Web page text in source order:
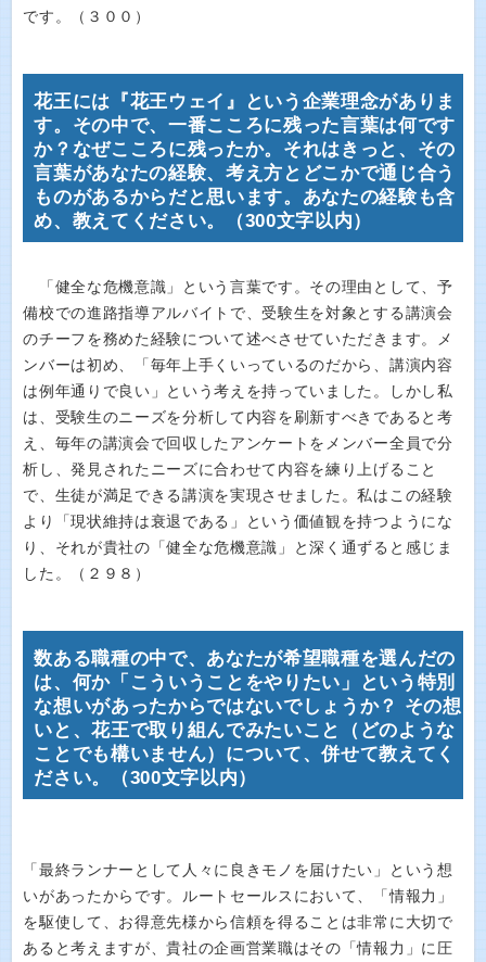
です。（３００）
花王には『花王ウェイ』という企業理念がありま
す。その中で、一番こころに残った言葉は何です
か？なぜこころに残ったか。それはきっと、その
言葉があなたの経験、考え方とどこかで通じ合う
ものがあるからだと思います。あなたの経験も含
め、教えてください。（300文字以内）
「健全な危機意識」という言葉です。その理由として、予
備校での進路指導アルバイトで、受験生を対象とする講演会
のチーフを務めた経験について述べさせていただきます。メ
ンバーは初め、「毎年上手くいっているのだから、講演内容
は例年通りで良い」という考えを持っていました。しかし私
は、受験生のニーズを分析して内容を刷新すべきであると考
え、毎年の講演会で回収したアンケートをメンバー全員で分
析し、発見されたニーズに合わせて内容を練り上げること
で、生徒が満足できる講演を実現させました。私はこの経験
より「現状維持は衰退である」という価値観を持つようにな
り、それが貴社の「健全な危機意識」と深く通ずると感じま
した。（２９８）
数ある職種の中で、あなたが希望職種を選んだの
は、何か「こういうことをやりたい」という特別
な想いがあったからではないでしょうか？ その想
いと、花王で取り組んでみたいこと（どのような
ことでも構いません）について、併せて教えてく
ださい。（300文字以内）
「最終ランナーとして人々に良きモノを届けたい」という想
いがあったからです。ルートセールスにおいて、「情報力」
を駆使して、お得意先様から信頼を得ることは非常に大切で
あると考えますが、貴社の企画営業職はその「情報力」に圧